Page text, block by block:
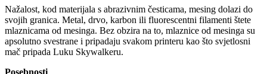
Nažalost, kod materijala s abrazivnim česticama, mesing dolazi do
svojih granica. Metal, drvo, karbon ili fluorescentni filamenti štete
mlaznicama od mesinga. Bez obzira na to, mlaznice od mesinga su
apsolutno svestrane i pripadaju svakom printeru kao što svjetlosni
mač pripada Luku Skywalkeru.
Posebnosti